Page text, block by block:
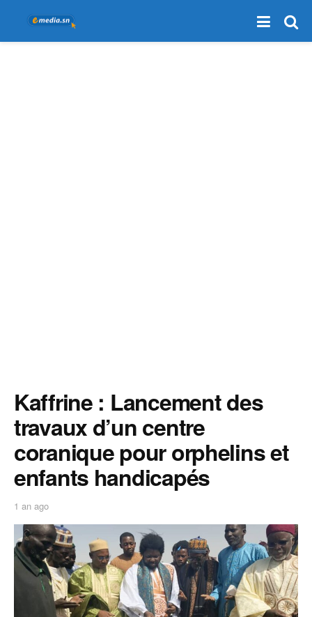
Kaffrine : Lancement des
travaux d’un centre
coranique pour orphelins et
enfants handicapés
1 an ago